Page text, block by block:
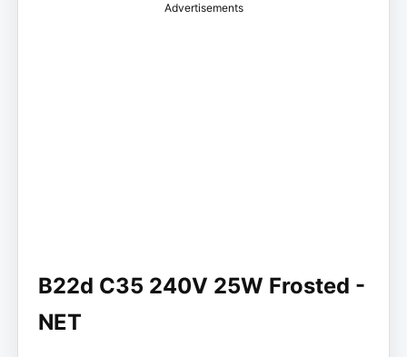
Advertisements
B22d C35 240V 25W Frosted -
NET